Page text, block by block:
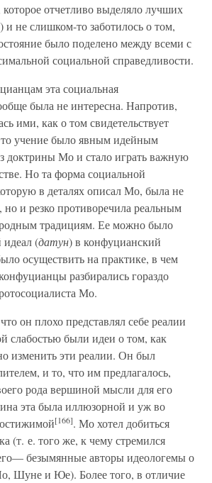
отчетливо выделяло лучших
и не слишком-то заботилось о том,
было поделено между всеми с
социальной справедливости.
эта социальная
была не интересна. Напротив,
ими, как о том свидетельствует
учение было явным идейным
доктрины Мо и стало играть важную
Но та форма социальной
в деталях описал Мо, была не
но и резко противоречила реальным
традициям. Ее можно было
идеал (датун) в конфуцианский
осуществить на практике, в чем
разбирались гораздо
Мо.
он плохо представлял себе реалии
слабостью были идеи о том, как
изменить эти реалии. Он был
и то, что им предлагалось,
рода вершиной мысли для его
эта была иллюзорной и уж во
[166]. Мо хотел добиться
(т. е. того же, к чему стремился
безымянные авторы идеологемы о
Шуне и Юе). Более того, в отличие